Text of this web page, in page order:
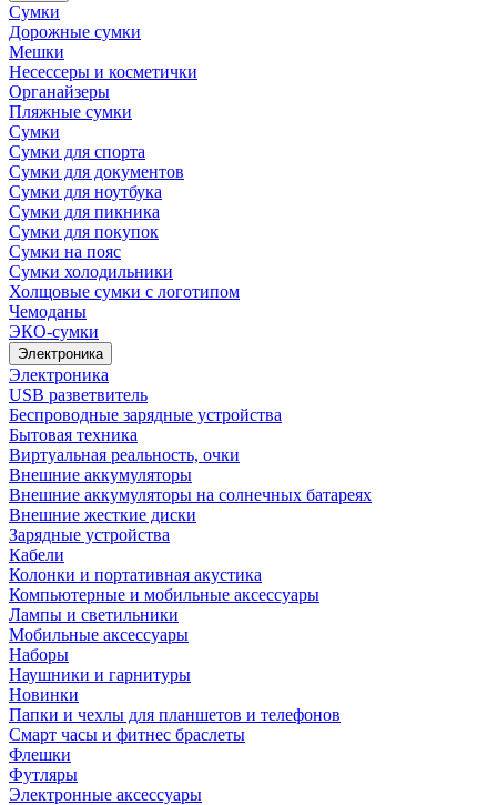
Сумки
Дорожные сумки
Мешки
Несессеры и косметички
Органайзеры
Пляжные сумки
Сумки
Сумки для спорта
Сумки для документов
Сумки для ноутбука
Сумки для пикника
Сумки для покупок
Сумки на пояс
Сумки холодильники
Холщовые сумки с логотипом
Чемоданы
ЭКО-сумки
Электроника
Электроника
USB разветвитель
Беспроводные зарядные устройства
Бытовая техника
Виртуальная реальность, очки
Внешние аккумуляторы
Внешние аккумуляторы на солнечных батареях
Внешние жесткие диски
Зарядные устройства
Кабели
Колонки и портативная акустика
Компьютерные и мобильные аксессуары
Лампы и светильники
Мобильные аксессуары
Наборы
Наушники и гарнитуры
Новинки
Папки и чехлы для планшетов и телефонов
Смарт часы и фитнес браслеты
Флешки
Футляры
Электронные аксессуары